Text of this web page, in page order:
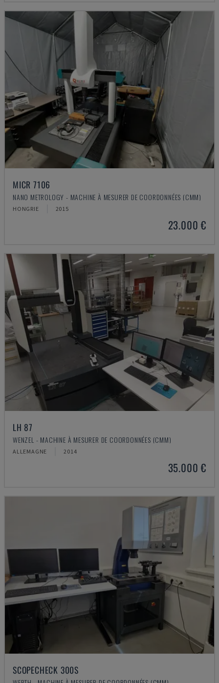
MICR 7106
NANO METROLOGY - MACHINE À MESURER DE COORDONNÉES (CMM)
HONGRIE 2015
23.000 €
LH 87
WENZEL - MACHINE À MESURER DE COORDONNÉES (CMM)
ALLEMAGNE 2014
35.000 €
SCOPECHECK 300S